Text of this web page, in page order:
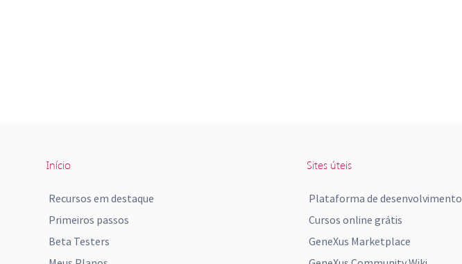
Início
Recursos em destaque
Primeiros passos
Beta Testers
Sites úteis
Plataforma de desenvolvimento
Cursos online grátis
GeneXus Marketplace